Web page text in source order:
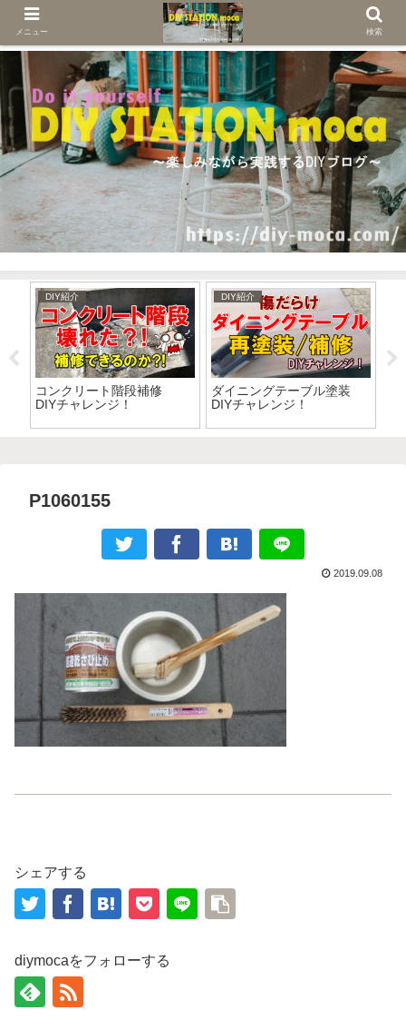
DIY紹介
コンクリート階段補修
DIYチャレンジ！
DIY紹介
ダイニングテーブル塗装
DIYチャレンジ！
P1060155
2019.09.08
シェアする
diymocaをフォローする
メニュー 検索